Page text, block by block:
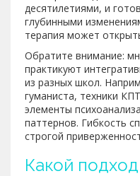
десятилетиями, и
глубинными
терапия может
Обратите внимание:
практикуют
из разных школ.
гуманиста, техники
элементы
паттернов. Гибкость
строгой
Какой